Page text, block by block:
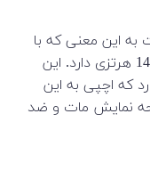
این معنی که با
کیفیت FHD و پنل IPS نرخ تازه سازی 144 هرتزی دارد. این
دارد که اچپی به این
نمایش مات و ضد